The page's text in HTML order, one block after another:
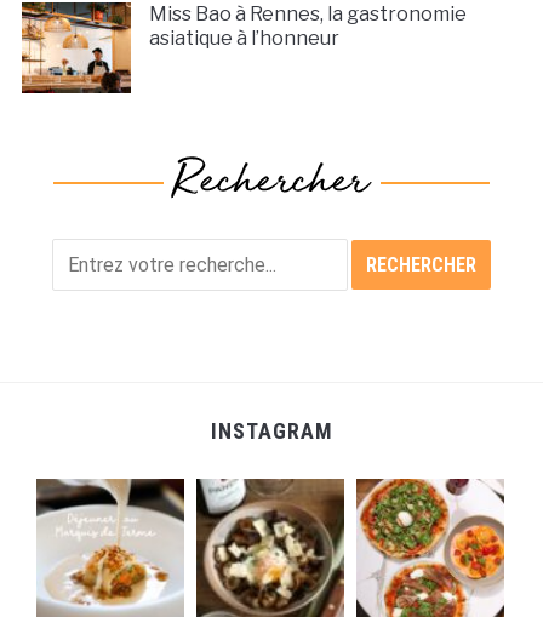
Miss Bao à Rennes, la gastronomie
asiatique à l’honneur
INSTAGRAM